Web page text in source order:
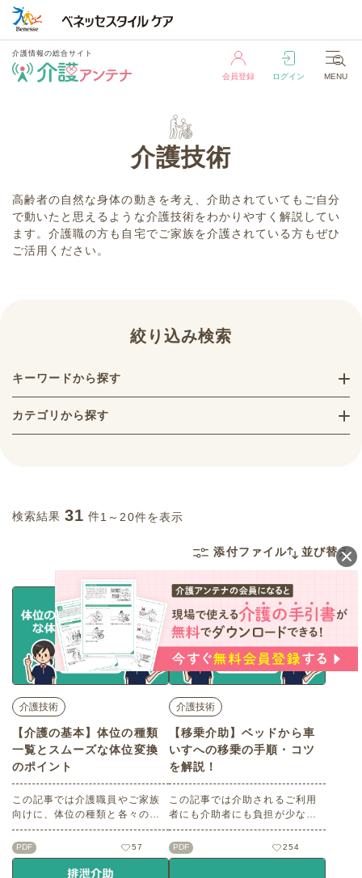
介護情報の総合サイト
会員登録 ログイン MENU
介護技術
高齢者の自然な身体の動きを考え、介助されていてもご自分
で動いたと思えるような介護技術をわかりやすく解説してい
ます。介護職の方も自宅でご家族を介護されている方もぜひ
ご活用ください。
絞り込み検索
キーワードから探す
カテゴリから探す
検索結果 31 件1～20件を表示
添付ファイル 並び替え
介護技術
【介護の基本】体位の種類
一覧とスムーズな体位変換
のポイント
この記事では介護職員やご家族
向けに、体位の種類と各々の特
徴をご紹介します。仰臥位、側
臥位（横臥位）、伏臥位（腹臥
位）、端座位、ファーラー位、
セミファーラー位について理解
PDF 57
介護技術
【移乗介助】ベッドから車
いすへの移乗の手順・コツ
を解説！
この記事では介助されるご利用
者にも介助者にも負担が少なく
安全なベッドから車いすへの移
乗介助の方法を解説します。こ
こでは、『麻痺や痛みはない
PDF 254